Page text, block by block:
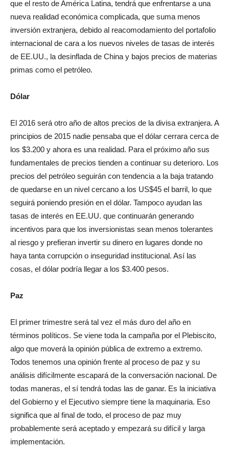
que el resto de América Latina, tendrá que enfrentarse a una
nueva realidad económica complicada, que suma menos
inversión extranjera, debido al reacomodamiento del portafolio
internacional de cara a los nuevos niveles de tasas de interés
de EE.UU., la desinflada de China y bajos precios de materias
primas como el petróleo.
Dólar
El 2016 será otro año de altos precios de la divisa extranjera. A
principios de 2015 nadie pensaba que el dólar cerrara cerca de
los $3.200 y ahora es una realidad. Para el próximo año sus
fundamentales de precios tienden a continuar su deterioro. Los
precios del petróleo seguirán con tendencia a la baja tratando
de quedarse en un nivel cercano a los US$45 el barril, lo que
seguirá poniendo presión en el dólar. Tampoco ayudan las
tasas de interés en EE.UU. que continuarán generando
incentivos para que los inversionistas sean menos tolerantes
al riesgo y prefieran invertir su dinero en lugares donde no
haya tanta corrupción o inseguridad institucional. Así las
cosas, el dólar podría llegar a los $3.400 pesos.
Paz
El primer trimestre será tal vez el más duro del año en
términos políticos. Se viene toda la campaña por el Plebiscito,
algo que moverá la opinión pública de extremo a extremo.
Todos tenemos una opinión frente al proceso de paz y su
análisis difícilmente escapará de la conversación nacional. De
todas maneras, el sí tendrá todas las de ganar. Es la iniciativa
del Gobierno y el Ejecutivo siempre tiene la maquinaria. Eso
significa que al final de todo, el proceso de paz muy
probablemente será aceptado y empezará su difícil y larga
implementación.